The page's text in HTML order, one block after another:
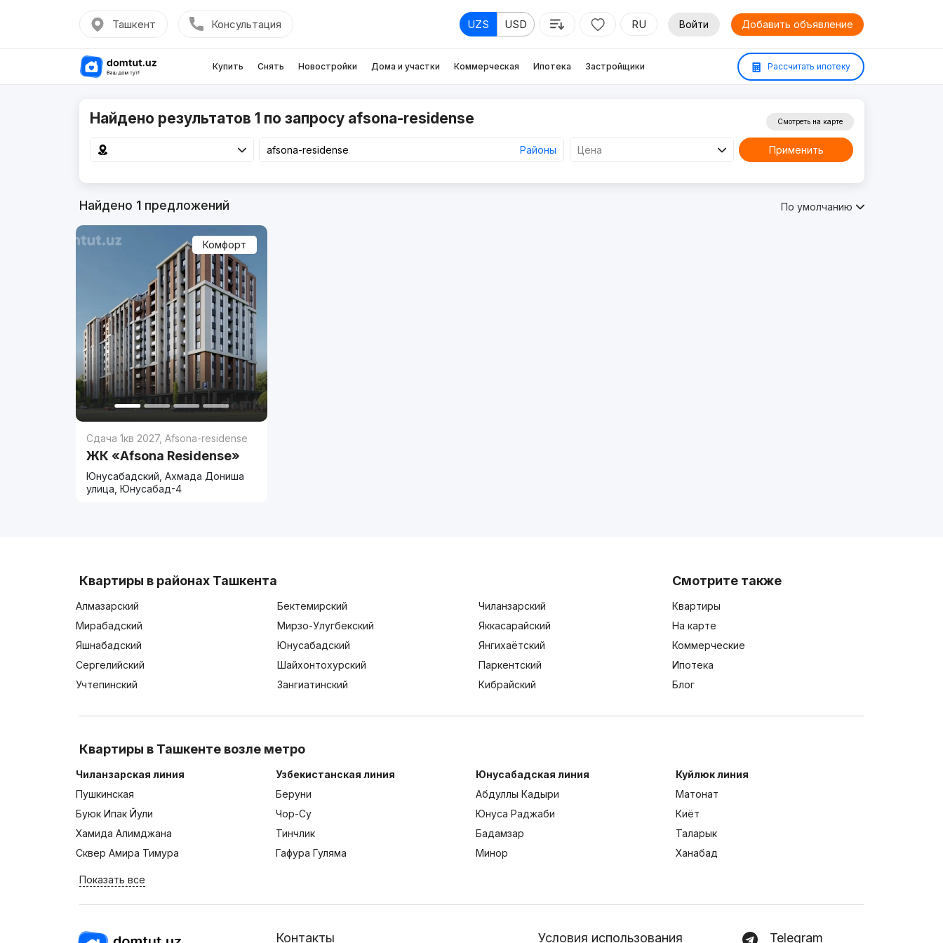
Ташкент Консультация UZS USD RU Войти Добавить объявление
Купить Снять Новостройки Дома и участки Коммерческая Ипотека Застройщики Рассчитать ипотеку
Найдено результатов 1 по запросу afsona-residense
Районы Цена
Смотреть на карте
Применить
Найдено 1предложений По умолчанию
Комфорт
Сдача 1кв 2027,Afsona-residense
ЖК «Afsona Residense»
Юнусабадский, Ахмада Дониша
улица, Юнусабад-4
Квартиры в районах Ташкента
Алмазарский Бектемирский
Чиланзарский
Мирабадский
Мирзо-Улугбекский
Яккасарайский
Яшнабадский
Юнусабадский
Янгихаётский
Сергелийский
Шайхонтохурский
Паркентский
Учтепинский
Зангиатинский Кибрайский
Смотрите также
Квартиры
На карте
Коммерческие
Ипотека
Блог
Квартиры в Ташкенте возле метро
Чиланзарская линия
Пушкинская
Буюк Ипак Йули
Хамида Алимджана
Сквер Амира Тимура
Узбекистанская линия
Беруни
Чор-Су
Тинчлик
Гафура Гуляма
Юнусабадская линия
Абдуллы Кадыри
Юнуса Раджаби
Бадамзар
Минор
Куйлюк линия
Матонат
Киёт
Таларык
Ханабад
Показать все
Контакты Условия использования Telegram